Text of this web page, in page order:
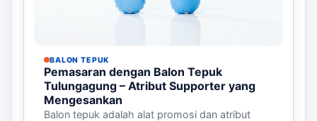
BALON TEPUK
Pemasaran dengan Balon Tepuk
Tulungagung – Atribut Supporter yang
Mengesankan
Balon tepuk adalah alat promosi dan atribut